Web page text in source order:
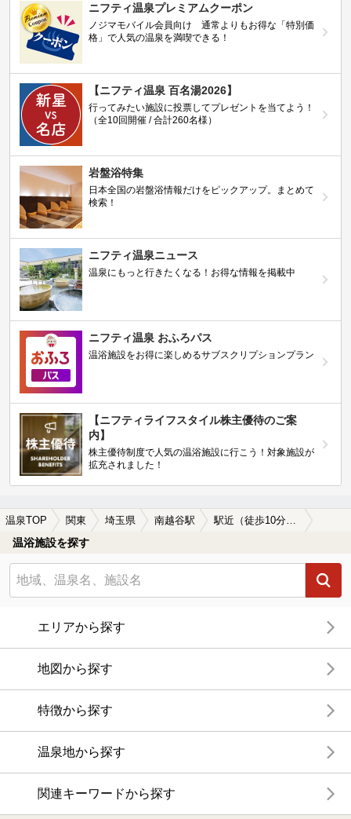
ニフティ温泉プレミアムクーポン
ノジマモバイル会員向け 通常よりもお得な「特別価
格」で人気の温泉を満喫できる！
【ニフティ温泉 百名湯2026】
行ってみたい施設に投票してプレゼントを当てよう！
（全10回開催 / 合計260名様）
岩盤浴特集
日本全国の岩盤浴情報だけをピックアップ。まとめて
検索！
ニフティ温泉ニュース
温泉にもっと行きたくなる！お得な情報を掲載中
ニフティ温泉 おふろパス
温浴施設をお得に楽しめるサブスクリプションプラン
【ニフティライフスタイル株主優待のご案
内】
株主優待制度で人気の温浴施設に行こう！対象施設が
拡充されました！
温泉TOP 関東 埼玉県 南越谷駅 駅近（徒歩10分以内）の南越谷駅近くの温泉、日帰り温泉、スーパー銭湯おすすめ
温浴施設を探す
エリアから探す
地図から探す
特徴から探す
温泉地から探す
関連キーワードから探す